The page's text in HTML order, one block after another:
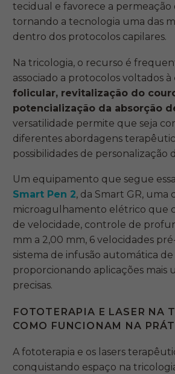
tecidual e favorece a permeação
tornando a tecnologia uma das
dentro dos protocolos capilares.
Na tricologia, o recurso é
associado a protocolos voltados à
folicular, revitalização do
potencialização da absorção
versatilidade permite que seja
diferentes abordagens
possibilidades de personalização
Um equipamento que segue
Smart Pen 2, da Smart GR, uma
microagulhamento elétrico que
de velocidade, controle de
mm a 2,00 mm, 6 velocidades
sistema de infusão automática de
proporcionando aplicações mais
precisas.
FOTOTERAPIA E LASER NA
COMO FUNCIONAM NA
A fototerapia e os lasers
conquistando espaço na